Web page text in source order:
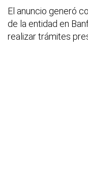
El anuncio generó
de la entidad en
realizar trámites